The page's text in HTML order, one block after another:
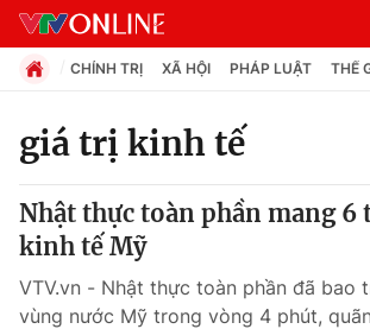
Chuyên mục
Chính trị
Xã hội
CHÍNH TRỊ XÃ HỘI PHÁP LUẬT THẾ
giá trị kinh tế
Nhật thực toàn phần mang 6
kinh tế Mỹ
VTV.vn - Nhật thực toàn phần đã bao
vùng nước Mỹ trong vòng 4 phút,